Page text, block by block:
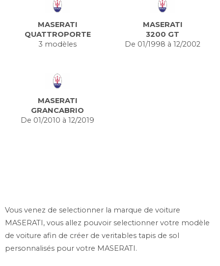
MASERATI
QUATTROPORTE
3 modèles
MASERATI
3200 GT
De 01/1998 à 12/2002
MASERATI
GRANCABRIO
De 01/2010 à 12/2019
Vous venez de selectionner la marque de voiture
MASERATI, vous allez pouvoir selectionner votre modèle
de voiture afin de créer de veritables tapis de sol
personnalisés pour votre MASERATI.